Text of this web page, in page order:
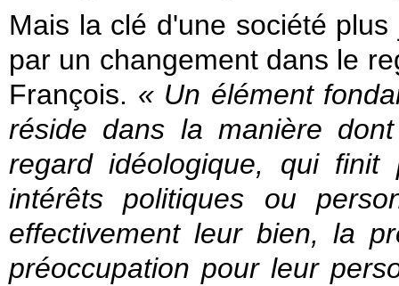
Mais la clé d'une société
par un changement dans le
François. « Un élément
réside dans la manière
regard idéologique, qui
intérêts politiques ou
effectivement leur bien, la
préoccupation pour leur